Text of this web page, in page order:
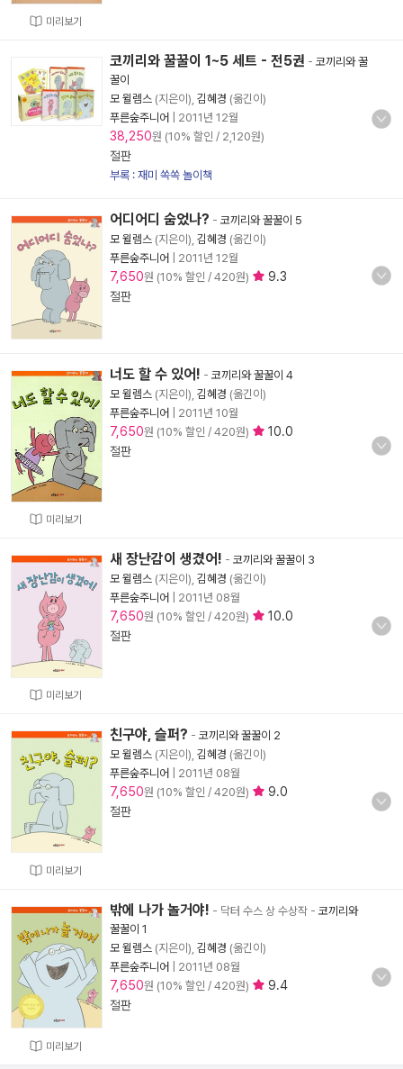
미리보기
코끼리와 꿀꿀이 1~5 세트 - 전5권 - 코끼리와 꿀
꿀이
모 윌렘스 (지은이), 김혜경 (옮긴이)
푸른숲주니어
2011년 12월
38,250원 (10% 할인 / 2,120원)
절판
부록 : 재미 쏙쏙 놀이책
어디어디 숨었나? - 코끼리와 꿀꿀이 5
모 윌렘스 (지은이), 김혜경 (옮긴이)
푸른숲주니어
2011년 12월
7,650원 (10% 할인 / 420원)
9.3
절판
미리보기
너도 할 수 있어! - 코끼리와 꿀꿀이 4
모 윌렘스 (지은이), 김혜경 (옮긴이)
푸른숲주니어
2011년 10월
7,650원 (10% 할인 / 420원)
10.0
절판
미리보기
새 장난감이 생겼어! - 코끼리와 꿀꿀이 3
모 윌렘스 (지은이), 김혜경 (옮긴이)
푸른숲주니어
2011년 08월
7,650원 (10% 할인 / 420원)
10.0
절판
미리보기
친구야, 슬퍼? - 코끼리와 꿀꿀이 2
모 윌렘스 (지은이), 김혜경 (옮긴이)
푸른숲주니어
2011년 08월
7,650원 (10% 할인 / 420원)
9.0
절판
미리보기
밖에 나가 놀거야! - 닥터 수스 상 수상작 - 코끼리와
꿀꿀이 1
모 윌렘스 (지은이), 김혜경 (옮긴이)
푸른숲주니어
2011년 08월
7,650원 (10% 할인 / 420원)
9.4
절판